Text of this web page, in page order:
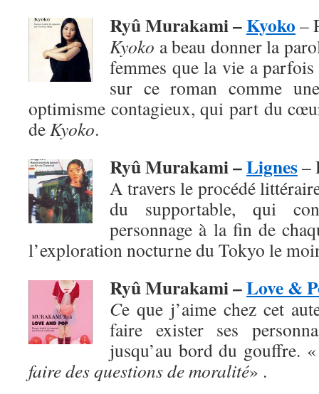
Ryû Murakami –Kyoko –
Kyoko a beau donner la
femmes que la vie a
sur ce roman comme
optimisme contagieux, qui part du
deKyoko.
Ryû Murakami –Lignes–
A travers le procédé
du supportable, qui
personnage à la fin de
l’exploration nocturne du Tokyo le
Ryû Murakami –Love &
Ce que j’aime chez cet
faire exister ses
jusqu’au bord du gouffre.
faire des questions de moralité» .